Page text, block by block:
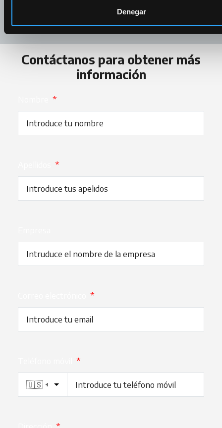
Denegar
Compartir
Contáctanos para obtener más
información
*
*
*
*